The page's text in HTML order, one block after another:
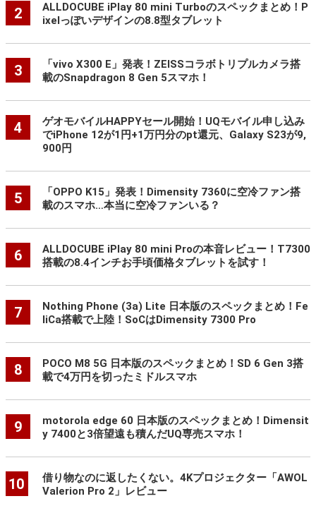
2
ALLDOCUBE iPlay 80 mini Turboのスペックまとめ！P
ixelっぽいデザインの8.8型タブレット
3
「vivo X300 E」発表！ZEISSコラボトリプルカメラ搭
載のSnapdragon 8 Gen 5スマホ！
4
ゲオモバイルHAPPYセール開始！UQモバイル申し込み
でiPhone 12が1円+1万円分のpt還元、Galaxy S23が9,
900円
5
「OPPO K15」発表！Dimensity 7360に空冷ファン搭
載のスマホ…本当に空冷ファンいる？
6
ALLDOCUBE iPlay 80 mini Proの本音レビュー！T7300
搭載の8.4インチお手頃価格タブレットを試す！
7
Nothing Phone (3a) Lite 日本版のスペックまとめ！Fe
liCa搭載で上陸！SoCはDimensity 7300 Pro
8
POCO M8 5G 日本版のスペックまとめ！SD 6 Gen 3搭
載で4万円を切ったミドルスマホ
9
motorola edge 60 日本版のスペックまとめ！Dimensit
y 7400と3倍望遠も積んだUQ専売スマホ！
10
借り物なのに返したくない。4Kプロジェクター「AWOL
Valerion Pro 2」レビュー